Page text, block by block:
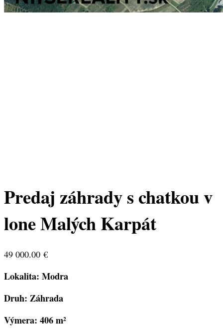
Predaj záhrady s chatkou v
lone Malých Karpát
49 000.00 €
Lokalita: Modra
Druh: Záhrada
Výmera: 406 m²